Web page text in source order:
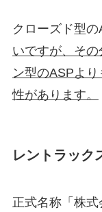
クローズド型の
いですが、そ
ン型のASPよ
性があります。
レントラック
正式名称「株